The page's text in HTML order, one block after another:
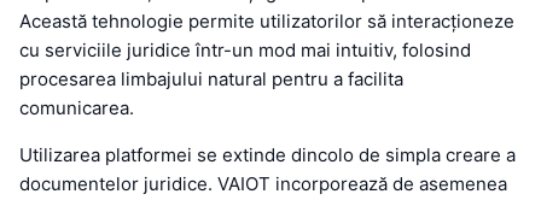
Această tehnologie permite utilizatorilor să interacționeze
cu serviciile juridice într-un mod mai intuitiv, folosind
procesarea limbajului natural pentru a facilita
comunicarea.
Utilizarea platformei se extinde dincolo de simpla creare a
documentelor juridice. VAIOT incorporează de asemenea